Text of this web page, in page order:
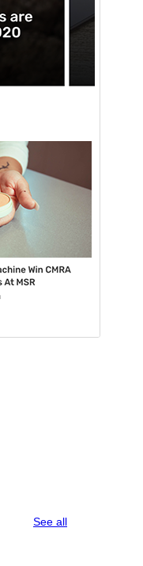
See allreviews